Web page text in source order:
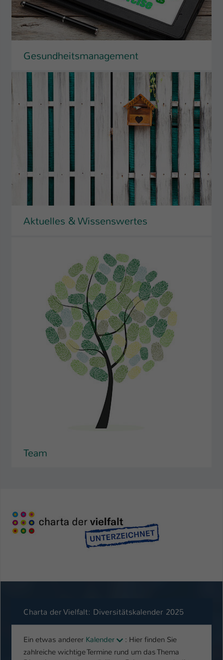
Gesundheitsmanagement
Aktuelles & Wissenswertes
Team
Charta der Vielfalt: Diversitätskalender 2025
Ein etwas anderer Kalender
: Hier finden Sie
zahlreiche wichtige Termine rund um das Thema